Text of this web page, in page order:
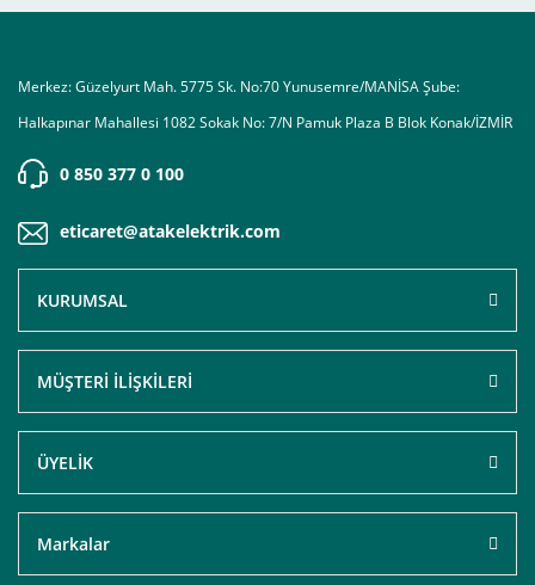
Merkez: Güzelyurt Mah. 5775 Sk. No:70 Yunusemre/MANİSA Şube:
Halkapınar Mahallesi 1082 Sokak No: 7/N Pamuk Plaza B Blok Konak/İZMİR
0 850 377 0 100
eticaret@atakelektrik.com
KURUMSAL
MÜŞTERİ İLİŞKİLERİ
ÜYELİK
Markalar